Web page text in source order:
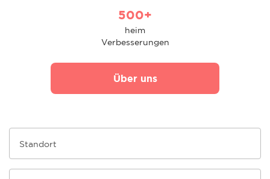
500+
heim
Verbesserungen
Über uns